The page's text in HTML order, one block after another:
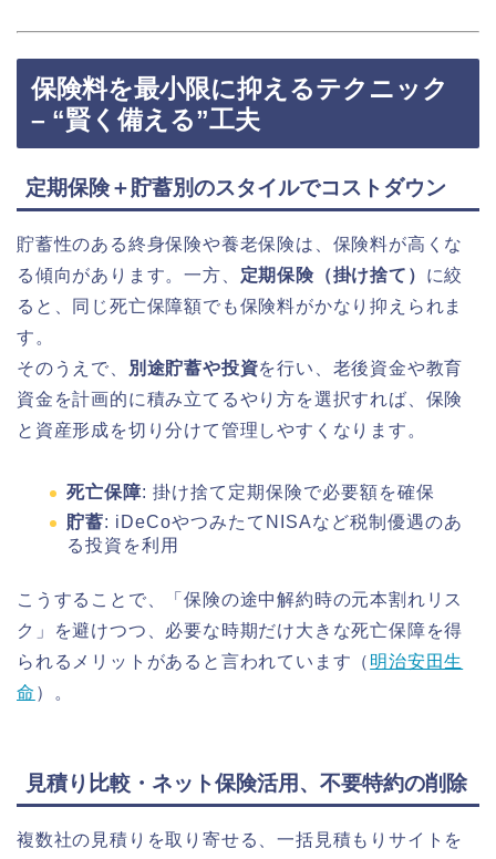
保険料を最小限に抑えるテクニック
– “賢く備える”工夫
定期保険＋貯蓄別のスタイルでコストダウン
貯蓄性のある終身保険や養老保険は、保険料が高くな
る傾向があります。一方、 定期保険（掛け捨て） に絞
ると、同じ死亡保障額でも保険料がかなり抑えられま
す。
そのうえで、
別途貯蓄や投資を行い、老後資金や教育
資金を計画的に積み立てるやり方を選択すれば、保険
と資産形成を切り分けて管理しやすくなります。
死亡保障: 掛け捨て定期保険で必要額を確保
貯蓄: iDeCoやつみたてNISAなど税制優遇のあ
る投資を利用
こうすることで、「保険の途中解約時の元本割れリス
ク」を避けつつ、必要な時期だけ大きな死亡保障を得
られるメリットがあると言われています（ 明治安田生
命 ）。
見積り比較・ネット保険活用、不要特約の削除
複数社の見積りを取り寄せる、一括見積もりサイトを